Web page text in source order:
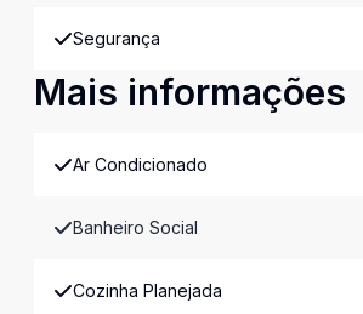
Segurança
Mais informações
Ar Condicionado
Banheiro Social
Cozinha Planejada